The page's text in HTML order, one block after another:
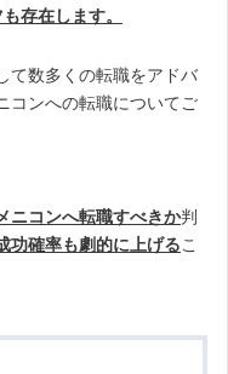
存在します。
て数多くの転職をアドバ
コンへの転職についてご
ニコンへ転職すべきか判
功確率も劇的に上げるこ